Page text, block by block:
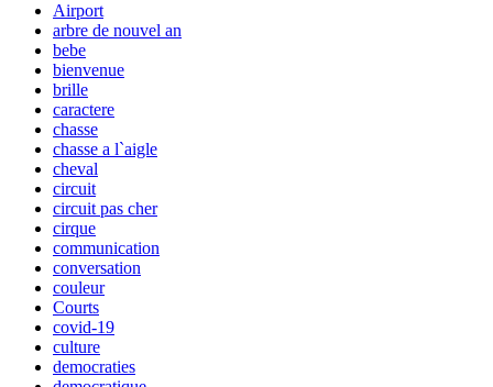
Airport
arbre de nouvel an
bebe
bienvenue
brille
caractere
chasse
chasse a l`aigle
cheval
circuit
circuit pas cher
cirque
communication
conversation
couleur
Courts
covid-19
culture
democraties